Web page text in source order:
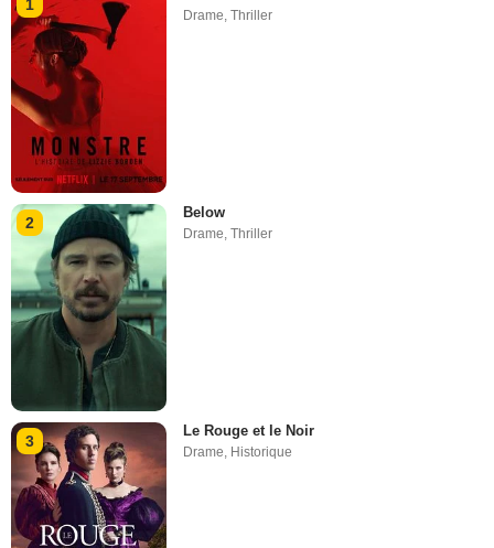
1
Drame ,Thriller
2
Below
Drame,Thriller
3
Le Rouge et le Noir
Drame, Historique